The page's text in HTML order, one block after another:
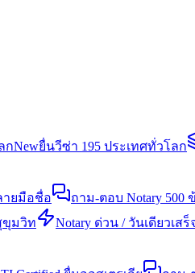
กNewยื่นวีซ่า 195 ประเทศทั่วโลก
ายมือชื่อ ถาม-ตอบ Notary 500
ขุมวิท Notary ด่วน / วันเดียวเสร็